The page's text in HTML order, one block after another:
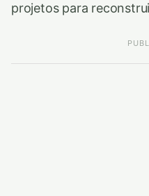
projetos para